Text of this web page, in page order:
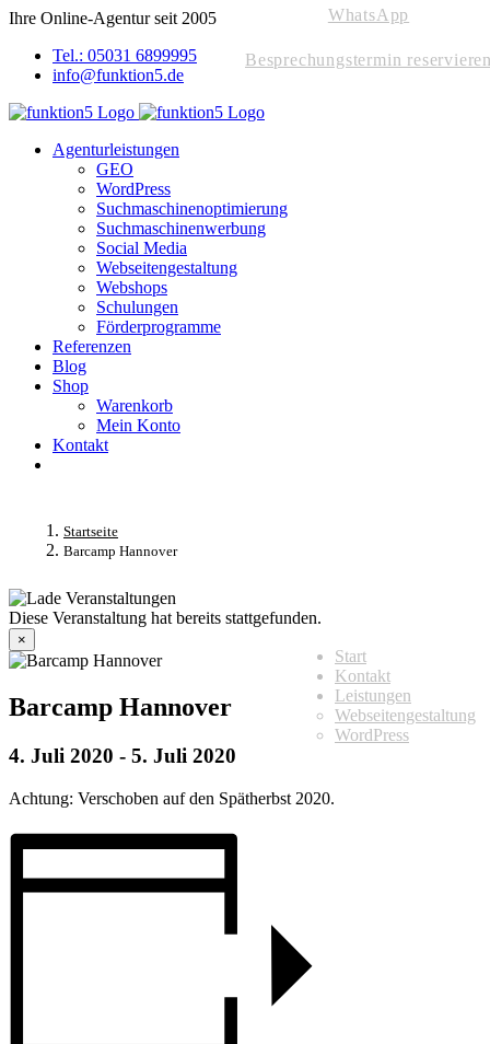
Skip
content
Ihre Online-Agentur seit 2005
Tel.: 05031 6899995
info@funktion5.de
Agenturleistungen
GEO
WordPress
Suchmaschinenoptimierung
Suchmaschinenwerbung
Social Media
Webseitengestaltung
Webshops
Schulungen
Förderprogramme
Referenzen
Blog
Shop
Warenkorb
Mein Konto
Kontakt
Startseite
Barcamp Hannover
Diese Veranstaltung hat bereits stattgefunden.
×
Barcamp Hannover
4. Juli 2020 - 5. Juli 2020
Achtung: Verschoben auf den Spätherbst 2020.
WhatsApp
Besprechungstermin
Start
Kontakt
Leistungen
Webseitengestaltung
WordPress